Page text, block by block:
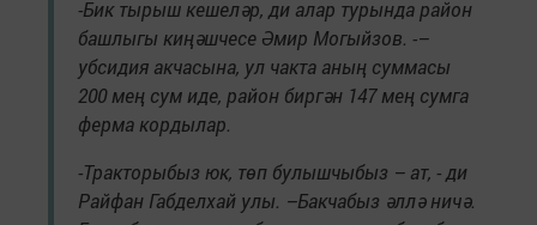
-Бик тырыш кешеләр, ди алар турында район
башлыгы киңәшчесе Әмир Могыйзов. -–
убсидия акчасына, ул чакта аның суммасы
200 мең сум иде, район биргән 147 мең сумга
ферма кордылар.
-Тракторыбыз юк, төп булышчыбыз – ат, - ди
Райфан Габделхай улы. –Бакчабыз әллә ничә.